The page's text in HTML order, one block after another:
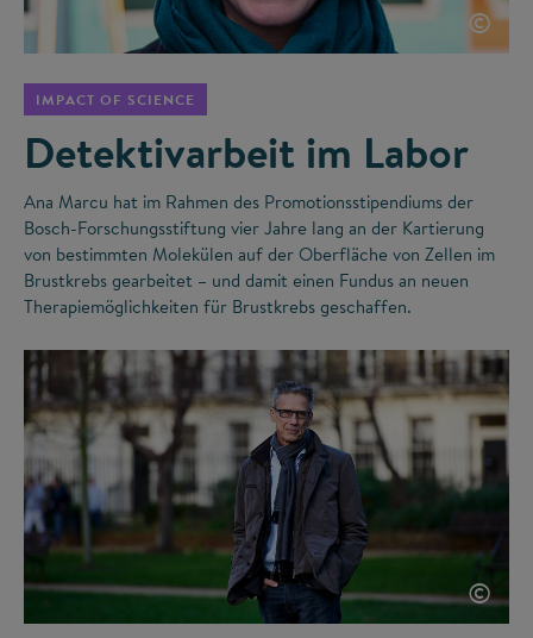
©
IMPACT OF SCIENCE
Detektivarbeit im Labor
Ana Marcu hat im Rahmen des Promotionsstipendiums der
Bosch-Forschungsstiftung vier Jahre lang an der Kartierung
von bestimmten Molekülen auf der Oberfläche von Zellen im
Brustkrebs gearbeitet – und damit einen Fundus an neuen
Therapiemöglichkeiten für Brustkrebs geschaffen.
©